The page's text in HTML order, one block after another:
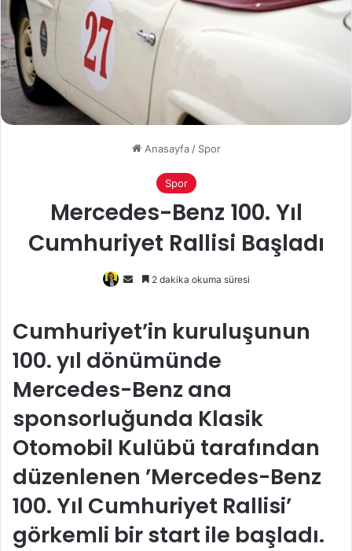
Anasayfa / Spor
Spor
Mercedes-Benz 100. Yıl
Cumhuriyet Rallisi Başladı
Bir
göndermek
2 dakika okuma süresi
Cumhuriyet’in kuruluşunun
100. yıl dönümünde
Mercedes-Benz ana
sponsorluğunda Klasik
Otomobil Kulübü tarafından
düzenlenen ’Mercedes-Benz
100. Yıl Cumhuriyet Rallisi’
görkemli bir start ile başladı.